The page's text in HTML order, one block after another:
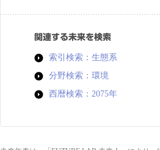
関連する未来を検索
索引検索：生態系
分野検索：環境
西暦検索：2075年